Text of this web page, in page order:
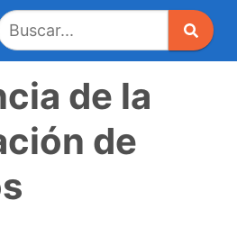
de la
de